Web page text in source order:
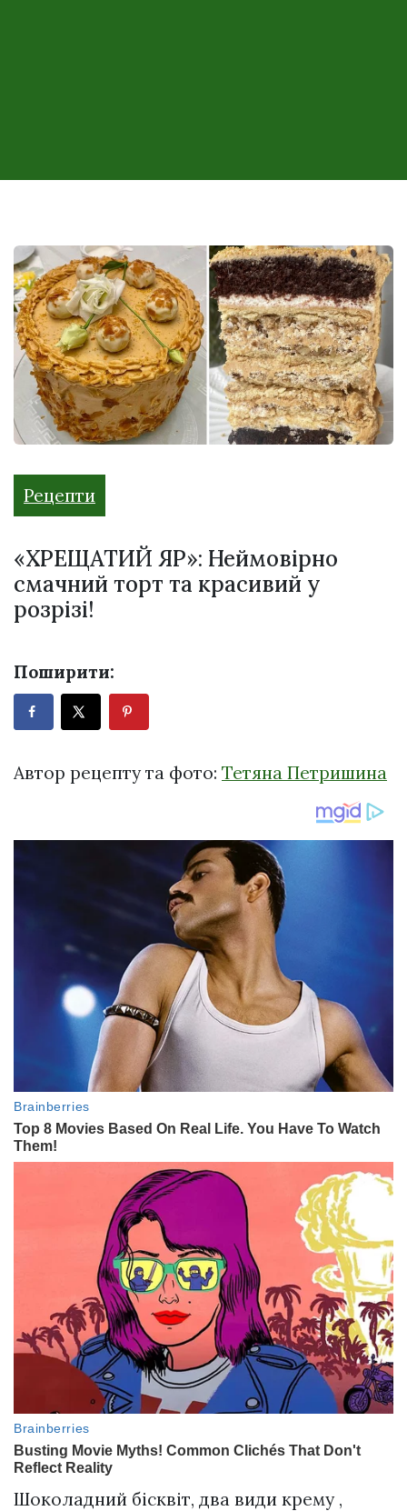
Рецепти
«ХРЕЩАТИЙ ЯР»: Неймовірно
смачний торт та красивий у
розрізі!
Поширити:
Автор рецепту та фото: Тетяна Петришина
Шоколадний бісквіт, два види крему ,